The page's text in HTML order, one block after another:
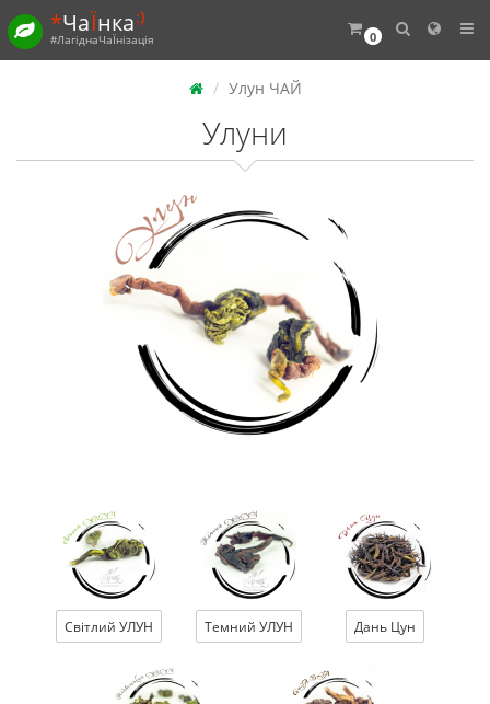
0
*ЧаЇнка:)
#ЛагіднаЧаЇнізація
Улун ЧАЙ
Улуни
Світлий УЛУН Темний УЛУН Дань Цун